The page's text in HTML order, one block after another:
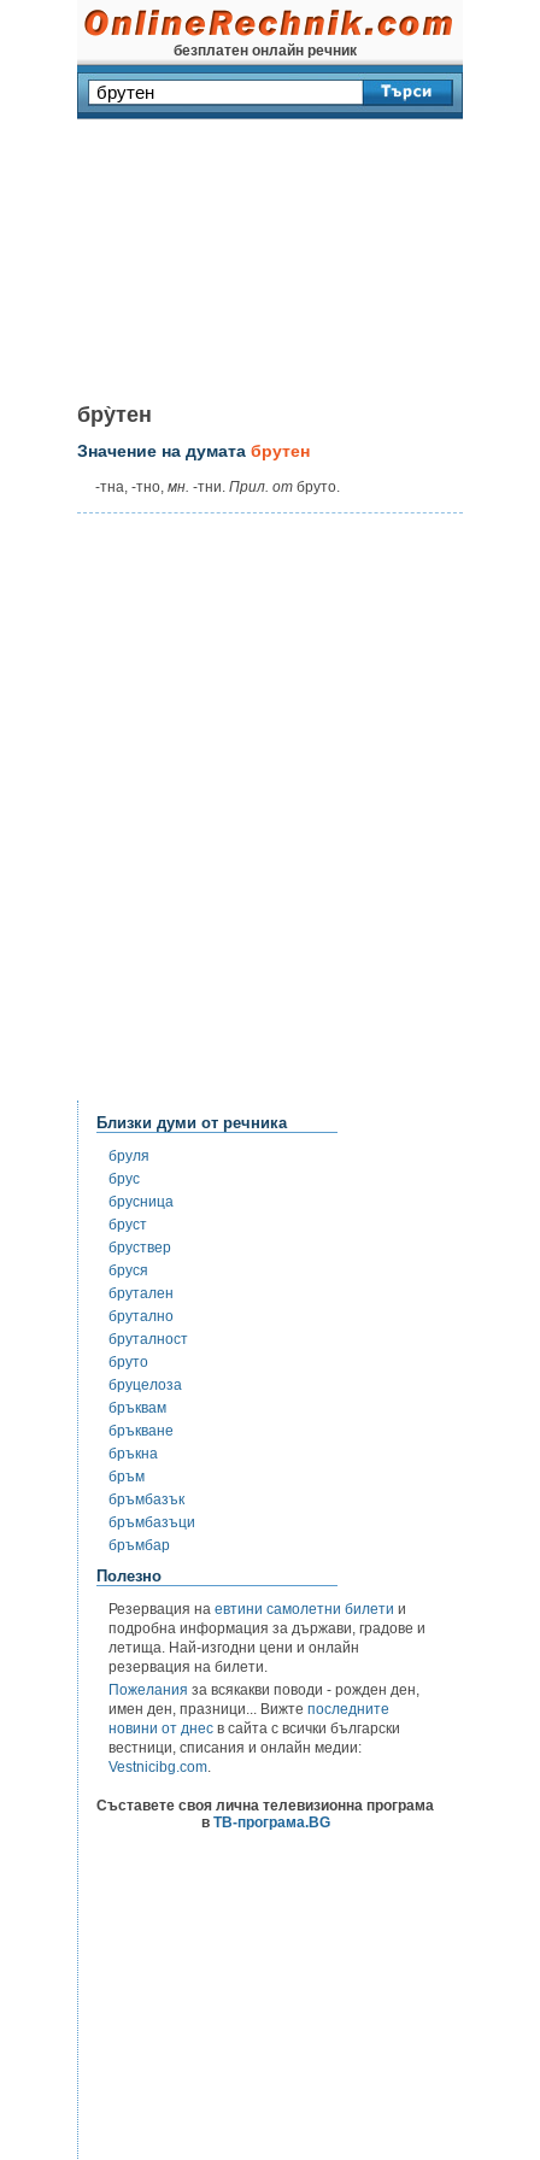
безплатен онлайн речник
бру̀тен
Значение на думата брутен
-тна, -тно, мн. -тни. Прил. от бруто.
Близки думи от речника
бруля
брус
брусница
бруст
бруствер
бруся
брутален
брутално
бруталност
бруто
бруцелоза
бръквам
бръкване
бръкна
бръм
бръмбазък
бръмбазъци
бръмбар
Полезно
Резервация на евтини самолетни билети и
подробна информация за държави, градове и
летища. Най-изгодни цени и онлайн
резервация на билети.
Пожелания за всякакви поводи - рожден ден,
имен ден, празници... Вижте последните
новини от днес в сайта с всички български
вестници, списания и онлайн медии:
Vestnicibg.com.
Съставете своя лична телевизионна програма
в ТВ-програма.BG